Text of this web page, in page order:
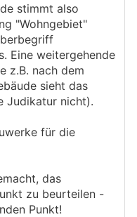
stimmt also
"Wohngebiet"
Eine weitergehende
z.B. nach dem
sieht das
Judikatur nicht).
für die
das
zu beurteilen -
Punkt!